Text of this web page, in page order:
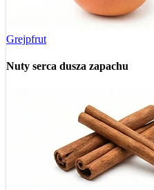
Grejpfrut
Nuty serca dusza zapachu